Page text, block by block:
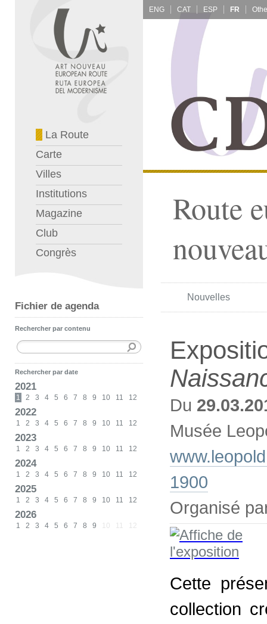
La Route
Carte
Villes
Institutions
Magazine
Club
Congrès
Fichier de agenda
Rechercher par contenu
Rechercher par date
2021
1 2 3 4 5 6 7 8 9 10 11 12
2022
1 2 3 4 5 6 7 8 9 10 11 12
2023
1 2 3 4 5 6 7 8 9 10 11 12
2024
1 2 3 4 5 6 7 8 9 10 11 12
2025
1 2 3 4 5 6 7 8 9 10 11 12
2026
1 2 3 4 5 6 7 8 9 10 11 12
ENG CAT ESP FR
Route
Nouvelles
Du
Musée
1900
Organisé
Cette
collection